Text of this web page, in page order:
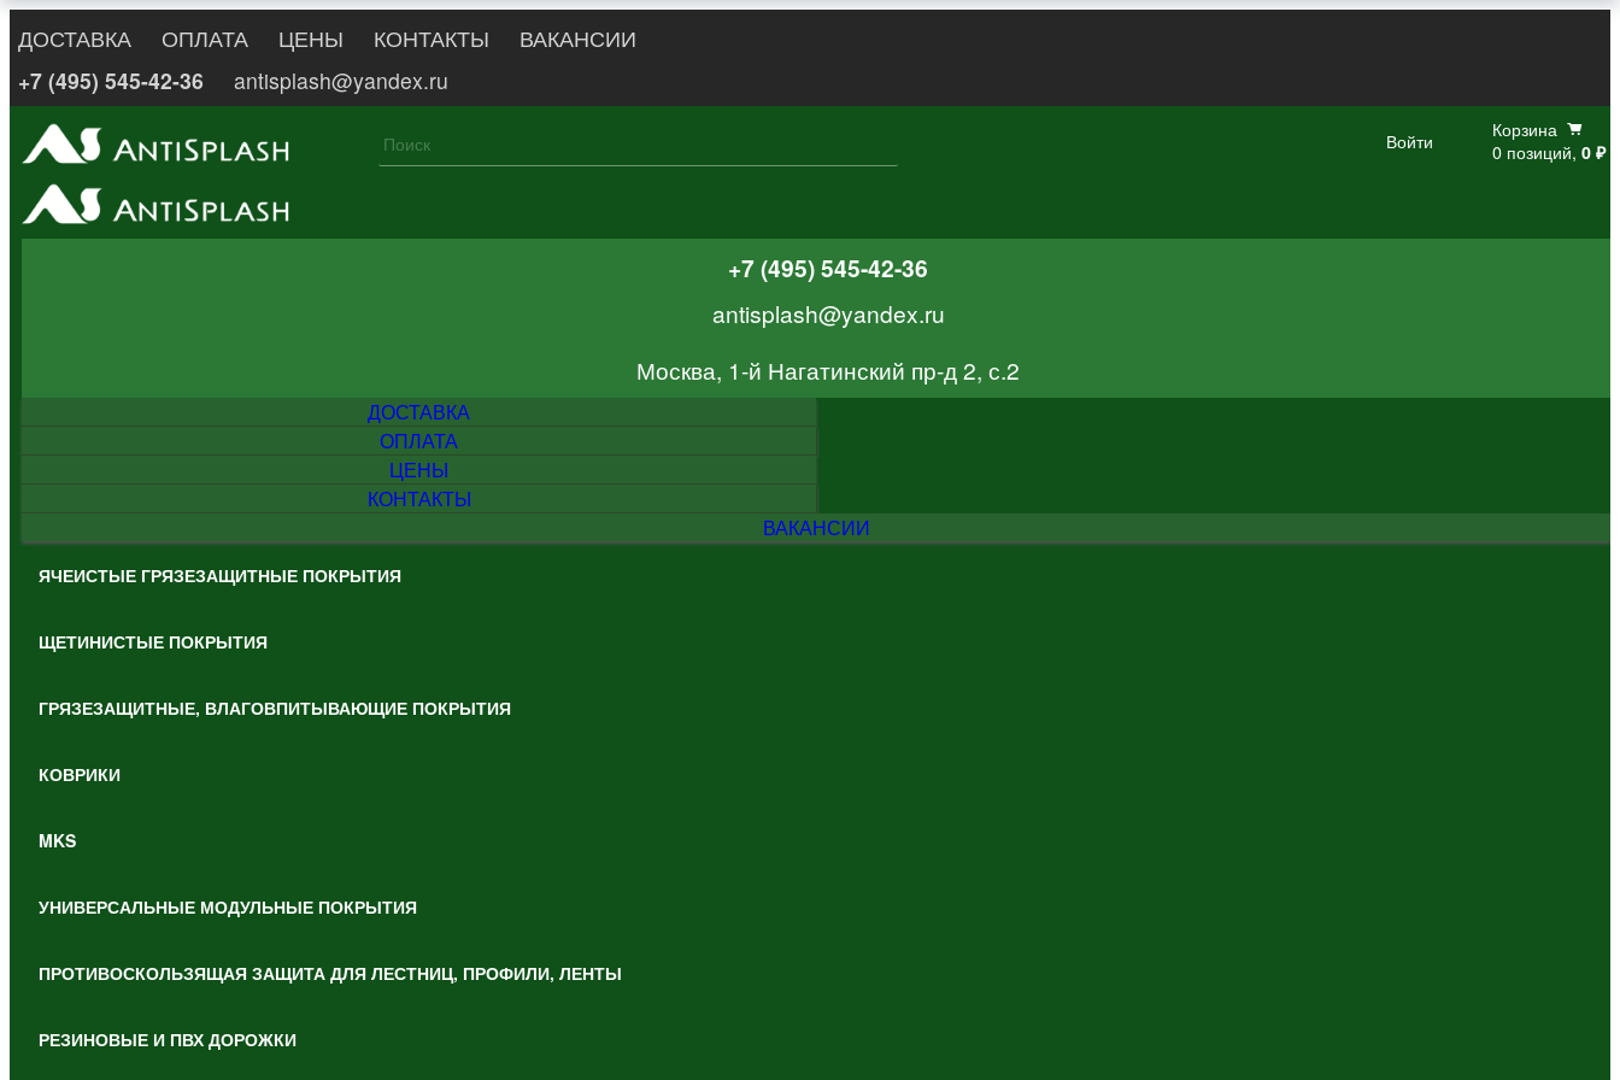
ДОСТАВКА ОПЛАТА ЦЕНЫ КОНТАКТЫ
ВАКАНСИИ
+7 (495) 545-42-36
antisplash@yandex.ru
Войти
Корзина
0 позиций, 0 ₽
+7 (495) 545-42-36
antisplash@yandex.ru
Москва, 1-й Нагатинский пр-д 2, с.2
ДОСТАВКА
ОПЛАТА
ЦЕНЫ
КОНТАКТЫ
ВАКАНСИИ
ЯЧЕИСТЫЕ ГРЯЗЕЗАЩИТНЫЕ ПОКРЫТИЯ
ЩЕТИНИСТЫЕ ПОКРЫТИЯ
ГРЯЗЕЗАЩИТНЫЕ, ВЛАГОВПИТЫВАЮЩИЕ ПОКРЫТИЯ
КОВРИКИ
MKS
УНИВЕРСАЛЬНЫЕ МОДУЛЬНЫЕ ПОКРЫТИЯ
ПРОТИВОСКОЛЬЗЯЩАЯ ЗАЩИТА ДЛЯ ЛЕСТНИЦ, ПРОФИЛИ, ЛЕНТЫ
РЕЗИНОВЫЕ И ПВХ ДОРОЖКИ